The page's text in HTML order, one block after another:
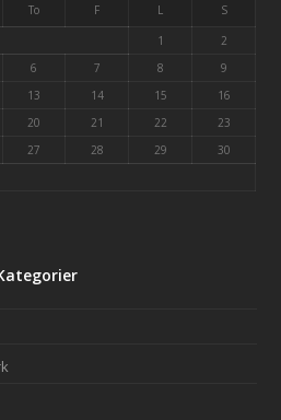
To F L
S
1
2
6 7 8
9
13 14 15
16
20 21 22
23
27 28 29
30